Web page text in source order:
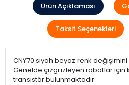
Ürün Açıklaması
Taksit Seçenekleri
CNY70 siyah beyaz renk
Genelde çizgi izleyen robotlar için
transistör bulunmaktadır.